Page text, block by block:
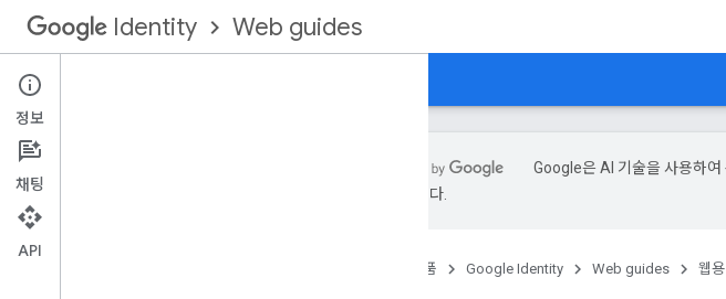
Identity Web guides
지원 중단 및 지원 종료
Google은 AI 기술을 사용하여
수 있습니다.
제품 Google Identity Web guides 웹
정보
채팅
API